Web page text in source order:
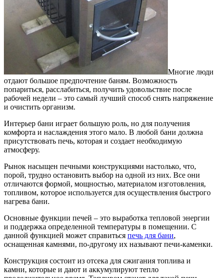
Многие люди
отдают большое предпочтение баням. Возможность
попариться, расслабиться, получить удовольствие после
рабочей недели – это самый лучший способ снять напряжение
и очистить организм.
Интерьер бани играет большую роль, но для получения
комфорта и наслаждения этого мало. В любой бани должна
присутствовать печь, которая и создает необходимую
атмосферу.
Рынок насыщен печными конструкциями настолько, что,
порой, трудно остановить выбор на одной из них. Все они
отличаются формой, мощностью, материалом изготовления,
топливом, которое используется для осуществления быстрого
нагрева бани.
Основные функции печей – это выработка тепловой энергии
и поддержка определенной температуры в помещении. С
данной функцией может справиться печь для бани,
оснащенная камнями, по-другому их называют печи-каменки.
Конструкция состоит из отсека для сжигания топлива и
камни, которые и дают и аккумулируют тепло